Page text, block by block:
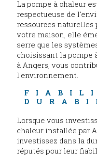
La pompe à chaleur
respectueuse de
ressources
votre maison, elle
serre que les
choisissant la pompe
à Angers, vous
l'environnement.
Lorsque vous
chaleur installée par
investissez dans la
réputés pour leur